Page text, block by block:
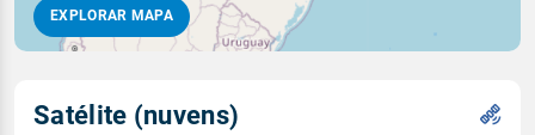
EXPLORAR MAPA
Satélite (nuvens)